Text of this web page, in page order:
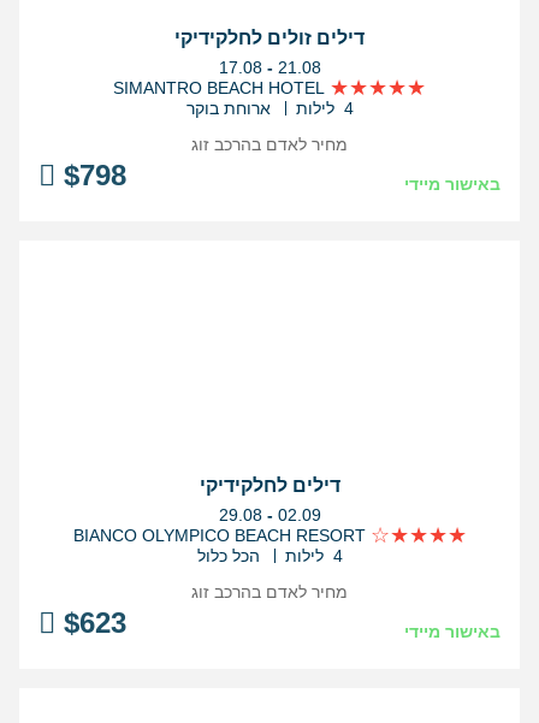
דילים זולים לחלקידיקי
בין
התאריכים,
17.08 - 21.08
SIMANTRO BEACH HOTEL
4 לילות
ארוחת בוקר
באישור מיידי $798
מחיר לאדם בהרכב זוג
דילים לחלקידיקי
בין
התאריכים,
29.08 - 02.09
BIANCO OLYMPICO BEACH RESORT
4 לילות
הכל כלול
באישור מיידי $623
מחיר לאדם בהרכב זוג